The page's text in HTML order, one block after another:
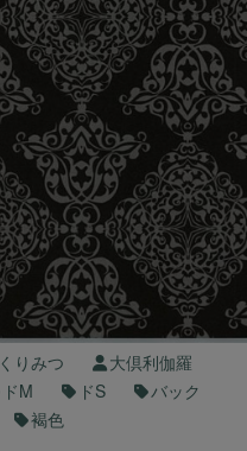
くりみつ
大倶利伽羅
ドM ドS
バック
褐色